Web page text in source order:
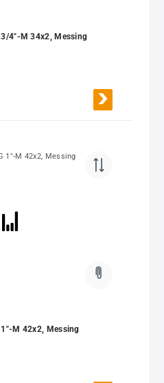
4"-M 34x2, Messing
M 42x2, Messing